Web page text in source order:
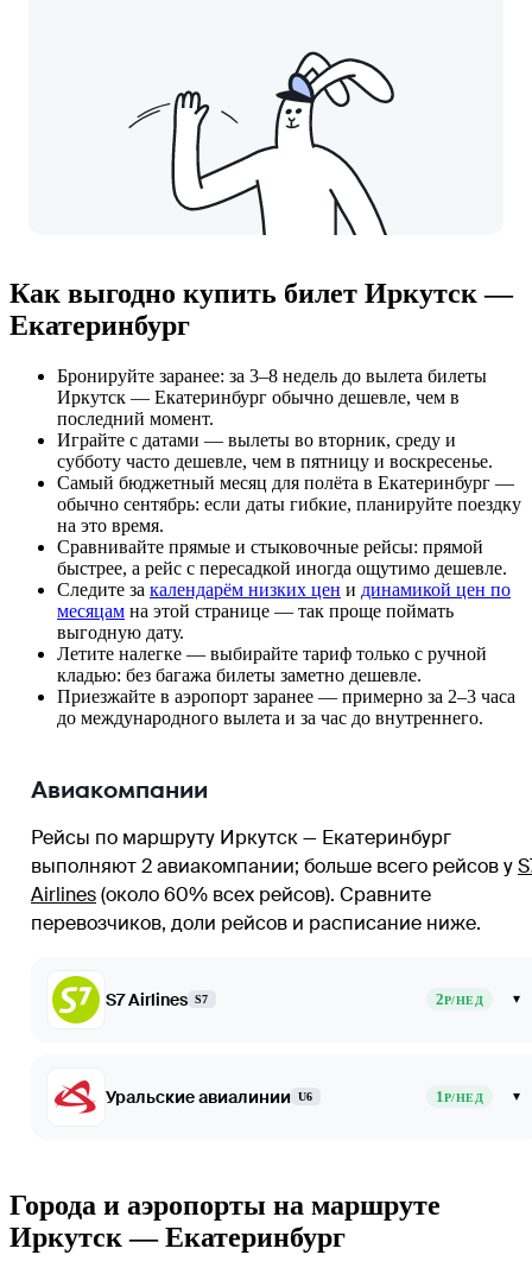
Как выгодно купить билет Иркутск —
Екатеринбург
Бронируйте заранее: за 3–8 недель до вылета билеты
Иркутск — Екатеринбург обычно дешевле, чем в
последний момент.
Играйте с датами — вылеты во вторник, среду и
субботу часто дешевле, чем в пятницу и воскресенье.
Самый бюджетный месяц для полёта в Екатеринбург —
обычно сентябрь: если даты гибкие, планируйте поездку
на это время.
Сравнивайте прямые и стыковочные рейсы: прямой
быстрее, а рейс с пересадкой иногда ощутимо дешевле.
Следите за календарём низких цен и динамикой цен по
месяцам на этой странице — так проще поймать
выгодную дату.
Летите налегке — выбирайте тариф только с ручной
кладью: без багажа билеты заметно дешевле.
Приезжайте в аэропорт заранее — примерно за 2–3 часа
до международного вылета и за час до внутреннего.
Авиакомпании
Рейсы по маршруту Иркутск — Екатеринбург
выполняют 2 авиакомпании; больше всего рейсов у
Airlines(около 60% всех рейсов). Сравните
перевозчиков, доли рейсов и расписание ниже.
S7 Airlines S7 2Р/НЕД ▾
Уральские авиалинии U6 1Р/НЕД ▾
Города и аэропорты на маршруте
Иркутск — Екатеринбург